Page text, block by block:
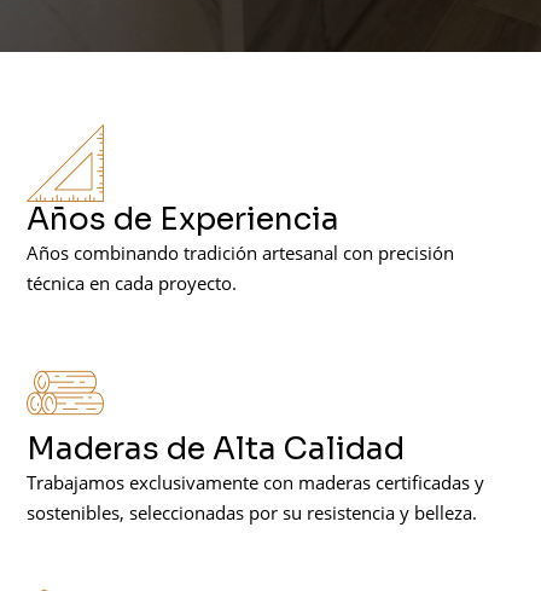
Años de Experiencia
Años combinando tradición artesanal con precisión
técnica en cada proyecto.
Maderas de Alta Calidad
Trabajamos exclusivamente con maderas certificadas y
sostenibles, seleccionadas por su resistencia y belleza.